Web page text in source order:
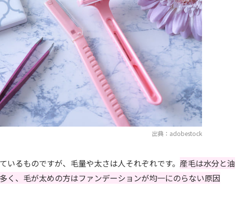
出典：adobestock
いるものですが、毛量や太さは人それぞれです。 産毛は水分と油
く、毛が太めの方はファンデーションが均一にのらない原因